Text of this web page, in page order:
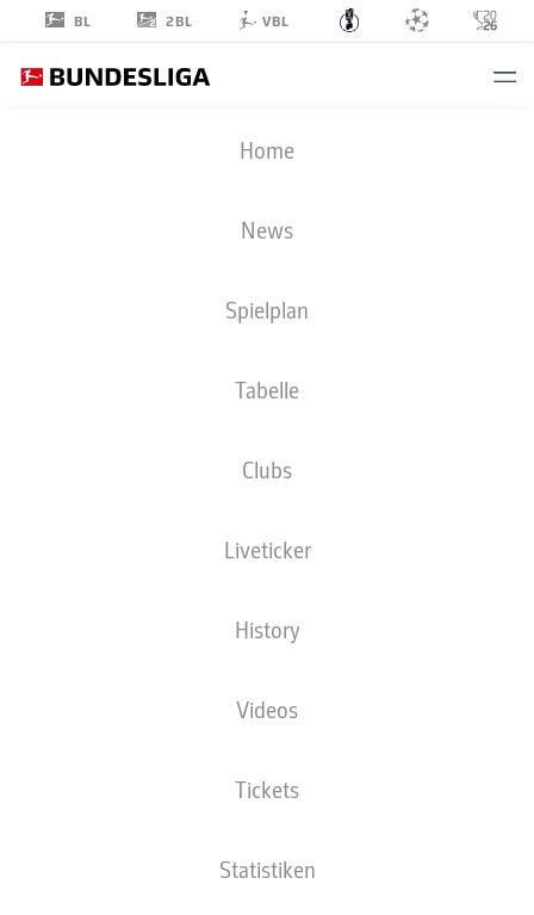
BL 2BL VBL
Home
News
Spielplan
Tabelle
Clubs
Liveticker
History
Videos
Tickets
Statistiken
DFB POKAL
RWE- STP
Die Startaufstellung wird 60 Minuten vor